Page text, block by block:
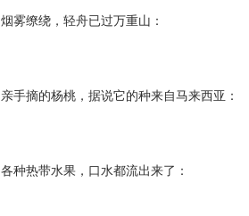
烟雾缭绕，轻舟已过万重山：
亲手摘的杨桃，据说它的种来自马来西亚：
各种热带水果，口水都流出来了：